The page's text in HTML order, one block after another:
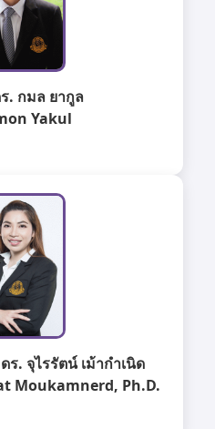
. กมล ยากูล
Yakul
ร. จุไรรัตน์ เม้ากำเนิด
Moukamnerd, Ph.D.